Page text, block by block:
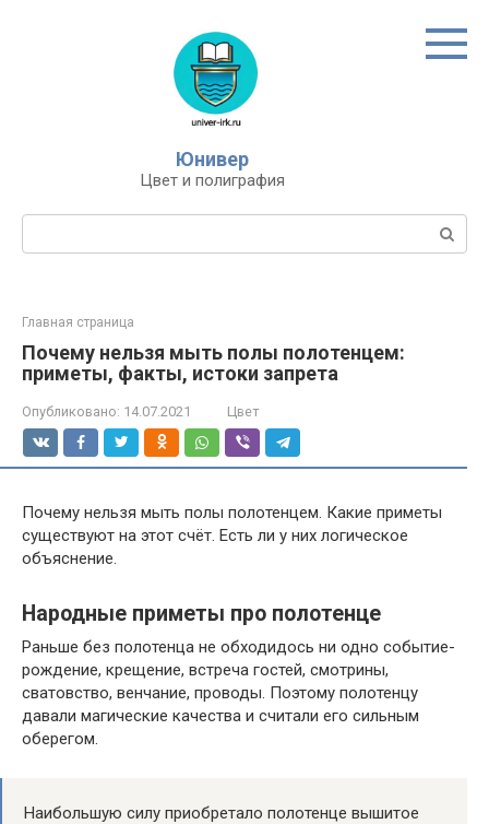
Юнивер
Цвет и полиграфия
Главная страница
Почему нельзя мыть полы полотенцем:
приметы, факты, истоки запрета
Опубликовано: 14.07.2021 Цвет
Почему нельзя мыть полы полотенцем. Какие приметы
существуют на этот счёт. Есть ли у них логическое
объяснение.
Народные приметы про полотенце
Раньше без полотенца не обходидось ни одно событие-
рождение, крещение, встреча гостей, смотрины,
сватовство, венчание, проводы. Поэтому полотенцу
давали магические качества и считали его сильным
оберегом.
Наибольшую силу приобретало полотенце вышитое